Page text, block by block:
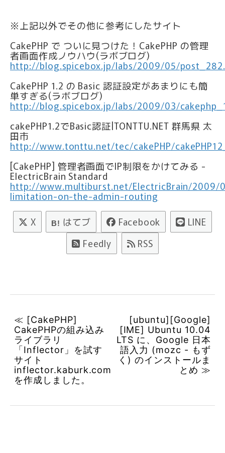
※上記以外でその他に参考にしたサイト
CakePHP で ついに見つけた！CakePHP の管理
者画面作成ノウハウ(ラボブログ)
http://blog.spicebox.jp/labs/2009/05/
CakePHP 1.2 の Basic 認証設定があまりにも簡
単すぎる(ラボブログ)
http://blog.spicebox.jp/labs/2009/03/
cakePHP1.2でBasic認証|TONTTU.NET 群馬県 太
田市
http://www.tonttu.net/tec/cakePHP/
[CakePHP] 管理者画面でIP制限をかけてみる -
ElectricBrain Standard
http://www.multiburst.net/ElectricBrain/2009/
limitation-on-the-admin-routing
X
B! はてブ Facebook
LINE
Feedly
RSS
≪ [CakePHP]
CakePHPの組み込み
ライブラリ
「Inflector」を試す
サイト
inflector.kaburk.com
を作成しました。
[ubuntu][Google]
[IME] Ubuntu 10.04
LTS に、Google 日本
語入力 (mozc - もず
く) のインストールま
とめ ≫